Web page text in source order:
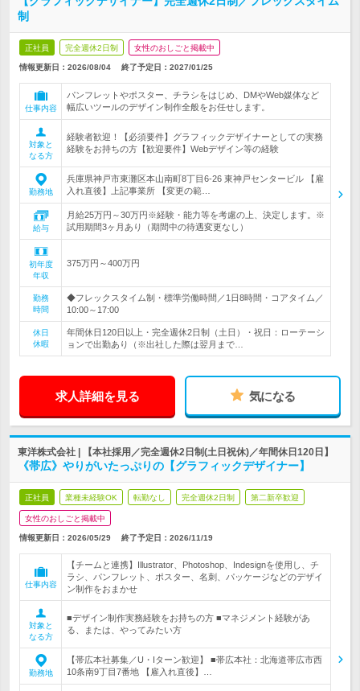
制
正社員 完全週休2日制 女性のおしごと掲載中
情報更新日：2026/08/04 終了予定日： 2027/01/25
仕事内容
パンフレットやポスター、チラシをはじめ、DMやWeb媒体など
幅広いツールのデザイン制作全般をお任せします。
対象と
なる方
経験者歓迎！【必須要件】グラフィックデザイナーとしての実務
経験をお持ちの方【歓迎要件】Webデザイン等の経験
勤務地
兵庫県神戸市東灘区本山南町8丁目6-26 東神戸センタービル 【雇
入れ直後】上記事業所 【変更の範…
給与
月給25万円～30万円※経験・能力等を考慮の上、決定します。※
試用期間3ヶ月あり（期間中の待遇変更なし）
初年度
年収
375万円～400万円
勤務
時間
◆フレックスタイム制・標準労働時間／1日8時間・コアタイム／
10:00～17:00
休日
休暇
年間休日120日以上・完全週休2日制（土日）・祝日：ローテーシ
ョンで出勤あり（※出社した際は翌月まで…
求人詳細を見る 気になる
東洋株式会社 | 【本社採用／完全週休2日制(土日祝休)／年間休日120日】
《帯広》やりがいたっぷりの【グラフィックデザイナー】
正社員 業種未経験OK 転勤なし 完全週休2日制 第二新卒歓迎
女性のおしごと掲載中
情報更新日：2026/05/29 終了予定日： 2026/11/19
仕事内容
【チームと連携】Illustrator、Photoshop、Indesignを使用し、チ
ラシ、パンフレット、ポスター、名刺、パッケージなどのデザイ
ン制作をおまかせ
対象と
なる方
■デザイン制作実務経験をお持ちの方 ■マネジメント経験があ
る、または、やってみたい方
勤務地
【帯広本社募集／U・Iターン歓迎】 ■帯広本社：北海道帯広市西
10条南9丁目7番地 【雇入れ直後】…